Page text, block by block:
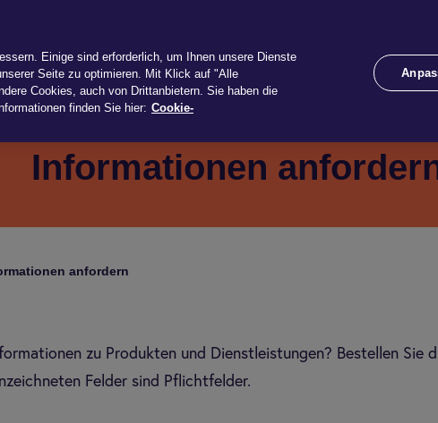
Produkte Services Unternehmen
Informationen
anfor­dern
zu Produkten und Dienstleistungen? Bestellen Sie
Felder sind Pflichtfelder.
Einige sind erforderlich, um Ihnen unsere Dienste
Seite zu optimieren. Mit Klick auf "Alle
Cookies, auch von Drittanbietern. Sie haben die
finden Sie hier: Cookie-